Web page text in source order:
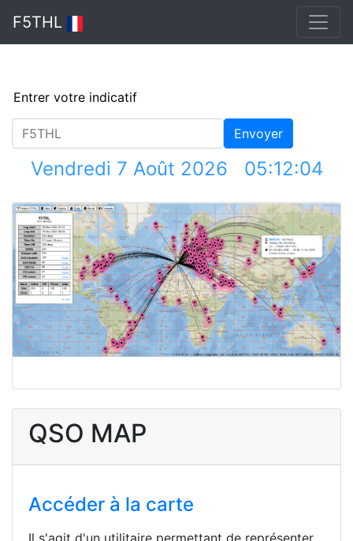
F5THL
Email
Envoyer
Vendredi 7 Août 2026 05:12:04
QSO MAP
Accéder à la carte
Il s'agit d'un utilitaire permettant de représenter